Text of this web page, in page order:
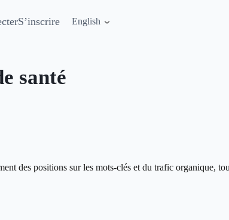
S’inscrire English
santé
positions sur les mots-clés et du trafic